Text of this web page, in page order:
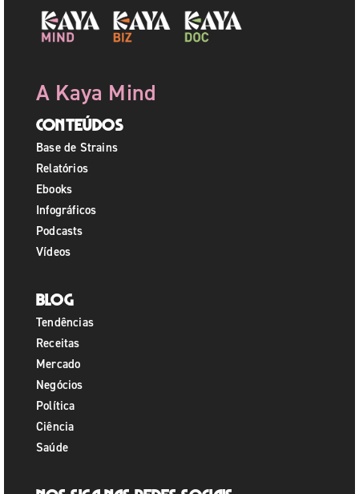
A Kaya Mind
Conteúdos
Base de Strains
Relatórios
Ebooks
Infográficos
Podcasts
Vídeos
Blog
Tendências
Receitas
Mercado
Negócios
Política
Ciência
Saúde